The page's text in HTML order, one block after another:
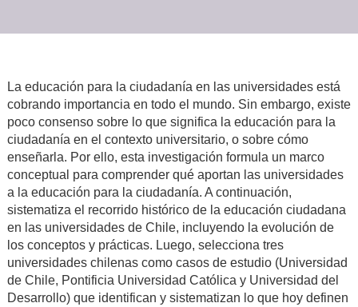
La educación para la ciudadanía en las universidades está
cobrando importancia en todo el mundo. Sin embargo, existe
poco consenso sobre lo que significa la educación para la
ciudadanía en el contexto universitario, o sobre cómo
enseñarla. Por ello, esta investigación formula un marco
conceptual para comprender qué aportan las universidades
a la educación para la ciudadanía. A continuación,
sistematiza el recorrido histórico de la educación ciudadana
en las universidades de Chile, incluyendo la evolución de
los conceptos y prácticas. Luego, selecciona tres
universidades chilenas como casos de estudio (Universidad
de Chile, Pontificia Universidad Católica y Universidad del
Desarrollo) que identifican y sistematizan lo que hoy definen